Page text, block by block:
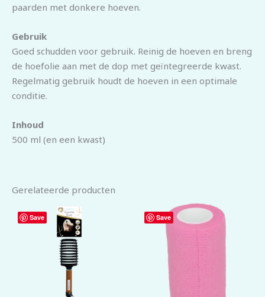
paarden met donkere hoeven.
Gebruik
Goed schudden voor gebruik. Reinig de hoeven en breng
de hoefolie aan met de dop met geïntegreerde kwast.
Regelmatig gebruik houdt de hoeven in een optimale
conditie.
Inhoud
500 ml (en een kwast)
Gerelateerde producten
Save Save